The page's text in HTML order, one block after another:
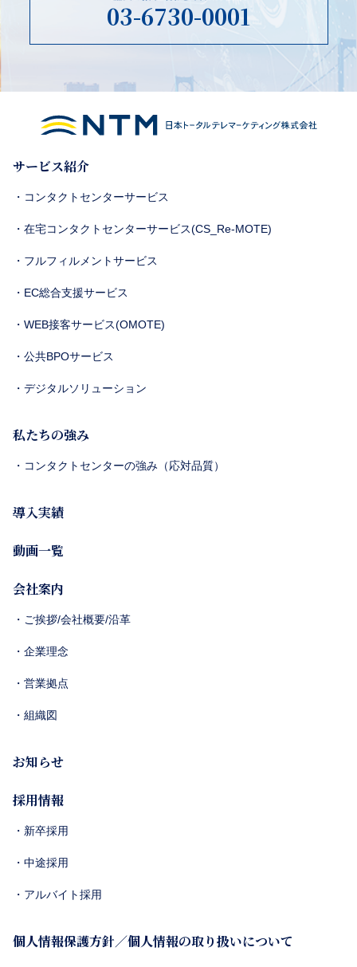
03-6730-0001
サービス紹介
・コンタクトセンターサービス
・在宅コンタクトセンターサービス(CS_Re-MOTE)
・フルフィルメントサービス
・EC総合支援サービス
・WEB接客サービス(OMOTE)
・公共BPOサービス
・デジタルソリューション
私たちの強み
・コンタクトセンターの強み（応対品質）
導入実績
動画一覧
会社案内
・ご挨拶/会社概要/沿革
・企業理念
・営業拠点
・組織図
お知らせ
採用情報
・新卒採用
・中途採用
・アルバイト採用
個人情報保護方針／個人情報の取り扱いについて